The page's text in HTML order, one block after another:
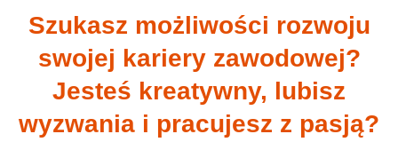
Szukasz możliwości rozwoju
swojej kariery zawodowej?
Jesteś kreatywny, lubisz
wyzwania i pracujesz z pasją?